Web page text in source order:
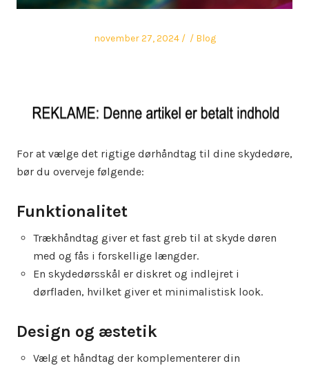
Posted
november 27, 2024 Author
Posted
Blog
For at vælge det rigtige dørhåndtag til dine skydedøre,
bør du overveje følgende:
Funktionalitet
Trækhåndtag giver et fast greb til at skyde døren
med og fås i forskellige længder.
En skydedørsskål er diskret og indlejret i
dørfladen, hvilket giver et minimalistisk look.
Design og æstetik
Vælg et håndtag der komplementerer din